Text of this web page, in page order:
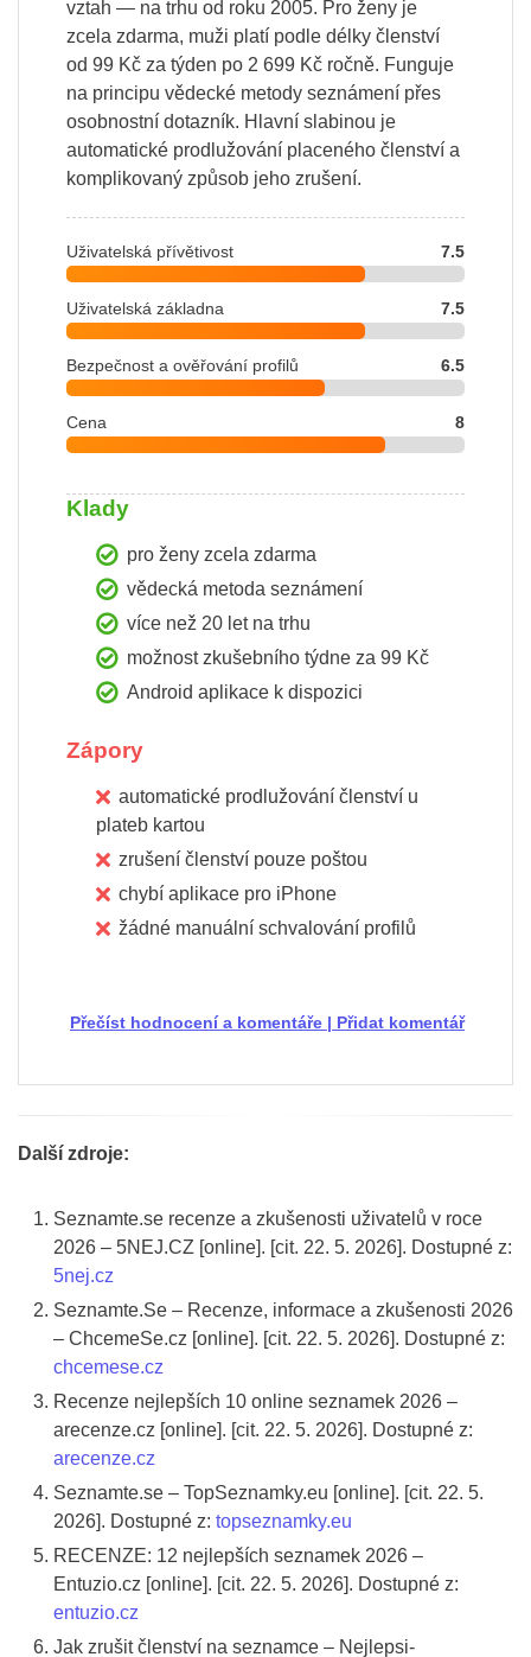
vztah — na trhu od roku 2005. Pro ženy je
zcela zdarma, muži platí podle délky členství
od 99 Kč za týden po 2 699 Kč ročně. Funguje
na principu vědecké metody seznámení přes
osobnostní dotazník. Hlavní slabinou je
automatické prodlužování placeného členství a
komplikovaný způsob jeho zrušení.
Uživatelská přívětivost 7.5
Uživatelská základna 7.5
Bezpečnost a ověřování profilů 6.5
Cena 8
Klady
pro ženy zcela zdarma
vědecká metoda seznámení
více než 20 let na trhu
možnost zkušebního týdne za 99 Kč
Android aplikace k dispozici
Zápory
automatické prodlužování členství u
plateb kartou
zrušení členství pouze poštou
chybí aplikace pro iPhone
žádné manuální schvalování profilů
Přidat komentář
|
Přečíst hodnocení a komentáře
Další zdroje:
Seznamte.se recenze a zkušenosti uživatelů v roce
2026 – 5NEJ.CZ [online]. [cit. 22. 5. 2026]. Dostupné z:
5nej.cz
Seznamte.Se – Recenze, informace a zkušenosti 2026
– ChcemeSe.cz [online]. [cit. 22. 5. 2026]. Dostupné z:
chcemese.cz
Recenze nejlepších 10 online seznamek 2026 –
arecenze.cz [online]. [cit. 22. 5. 2026]. Dostupné z:
arecenze.cz
Seznamte.se – TopSeznamky.eu [online]. [cit. 22. 5.
2026]. Dostupné z: topseznamky.eu
RECENZE: 12 nejlepších seznamek 2026 –
Entuzio.cz [online]. [cit. 22. 5. 2026]. Dostupné z:
entuzio.cz
Jak zrušit členství na seznamce – Nejlepsi-